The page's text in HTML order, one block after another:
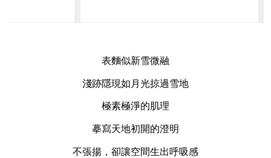
表麵似新雪微融
淺跡隱現如月光掠過雪地
極素極淨的肌理
摹寫天地初開的澄明
不張揚，卻讓空間生出呼吸感